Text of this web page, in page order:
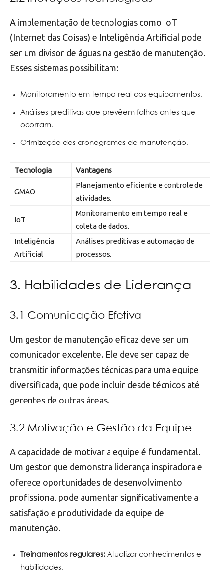
A implementação de tecnologias como IoT
(Internet das Coisas) e Inteligência Artificial pode
ser um divisor de águas na gestão de manutenção.
Esses sistemas possibilitam:
Monitoramento em tempo real dos equipamentos.
Análises preditivas que prevêem falhas antes que
ocorram.
Otimização dos cronogramas de manutenção.
Tecnologia Vantagens
GMAO
Planejamento eficiente e controle de
atividades.
IoT
Monitoramento em tempo real e
coleta de dados.
Inteligência
Artificial
Análises preditivas e automação de
processos.
3. Habilidades de Liderança
3.1 Comunicação Efetiva
Um gestor de manutenção eficaz deve ser um
comunicador excelente. Ele deve ser capaz de
transmitir informações técnicas para uma equipe
diversificada, que pode incluir desde técnicos até
gerentes de outras áreas.
3.2 Motivação e Gestão da Equipe
A capacidade de motivar a equipe é fundamental.
Um gestor que demonstra liderança inspiradora e
oferece oportunidades de desenvolvimento
profissional pode aumentar significativamente a
satisfação e produtividade da equipe de
manutenção.
Treinamentos regulares: Atualizar conhecimentos e
habilidades.